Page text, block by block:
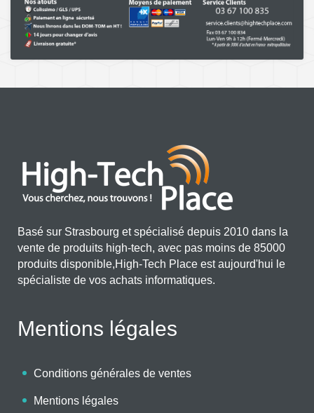
Basé sur Strasbourg et spécialisé depuis 2010 dans la
vente de produits high-tech, avec pas moins de 85000
produits disponible,High-Tech Place est aujourd'hui le
spécialiste de vos achats informatiques.
Mentions légales
Conditions générales de ventes
Mentions légales